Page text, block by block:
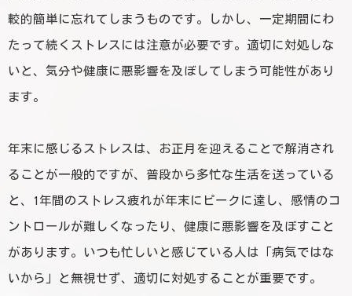
較的簡単に忘れてしまうものです。しかし、一定期間にわ
たって続くストレスには注意が必要です。適切に対処しな
いと、気分や健康に悪影響を及ぼしてしまう可能性があり
ます。
年末に感じるストレスは、お正月を迎えることで解消され
ることが一般的ですが、普段から多忙な生活を送っている
と、1年間のストレス疲れが年末にピークに達し、感情のコ
ントロールが難しくなったり、健康に悪影響を及ぼすこと
があります。いつも忙しいと感じている人は「病気ではな
いから」と無視せず、適切に対処することが重要です。